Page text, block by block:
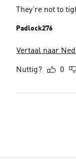
They’re not to
Padlock276
Vertaal naar
Nuttig? 0